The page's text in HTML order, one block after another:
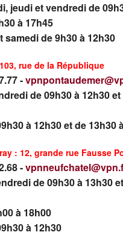
DOUZE AGENCES À
un réseau d'agences de
en couple, en famille,
forcément le voyage qui
nous vous accompagnons dans
de la réussite de vos
jeudi et vendredi de
à 17h45
samedi de 9h30 à 12h30
rue de la République
-
de 09h30 à 12h30 et
à 12h30 et de 13h30
: 12, grande rue Fausse
-
de 09h30 à 13h30
à 18h00
à 12h30